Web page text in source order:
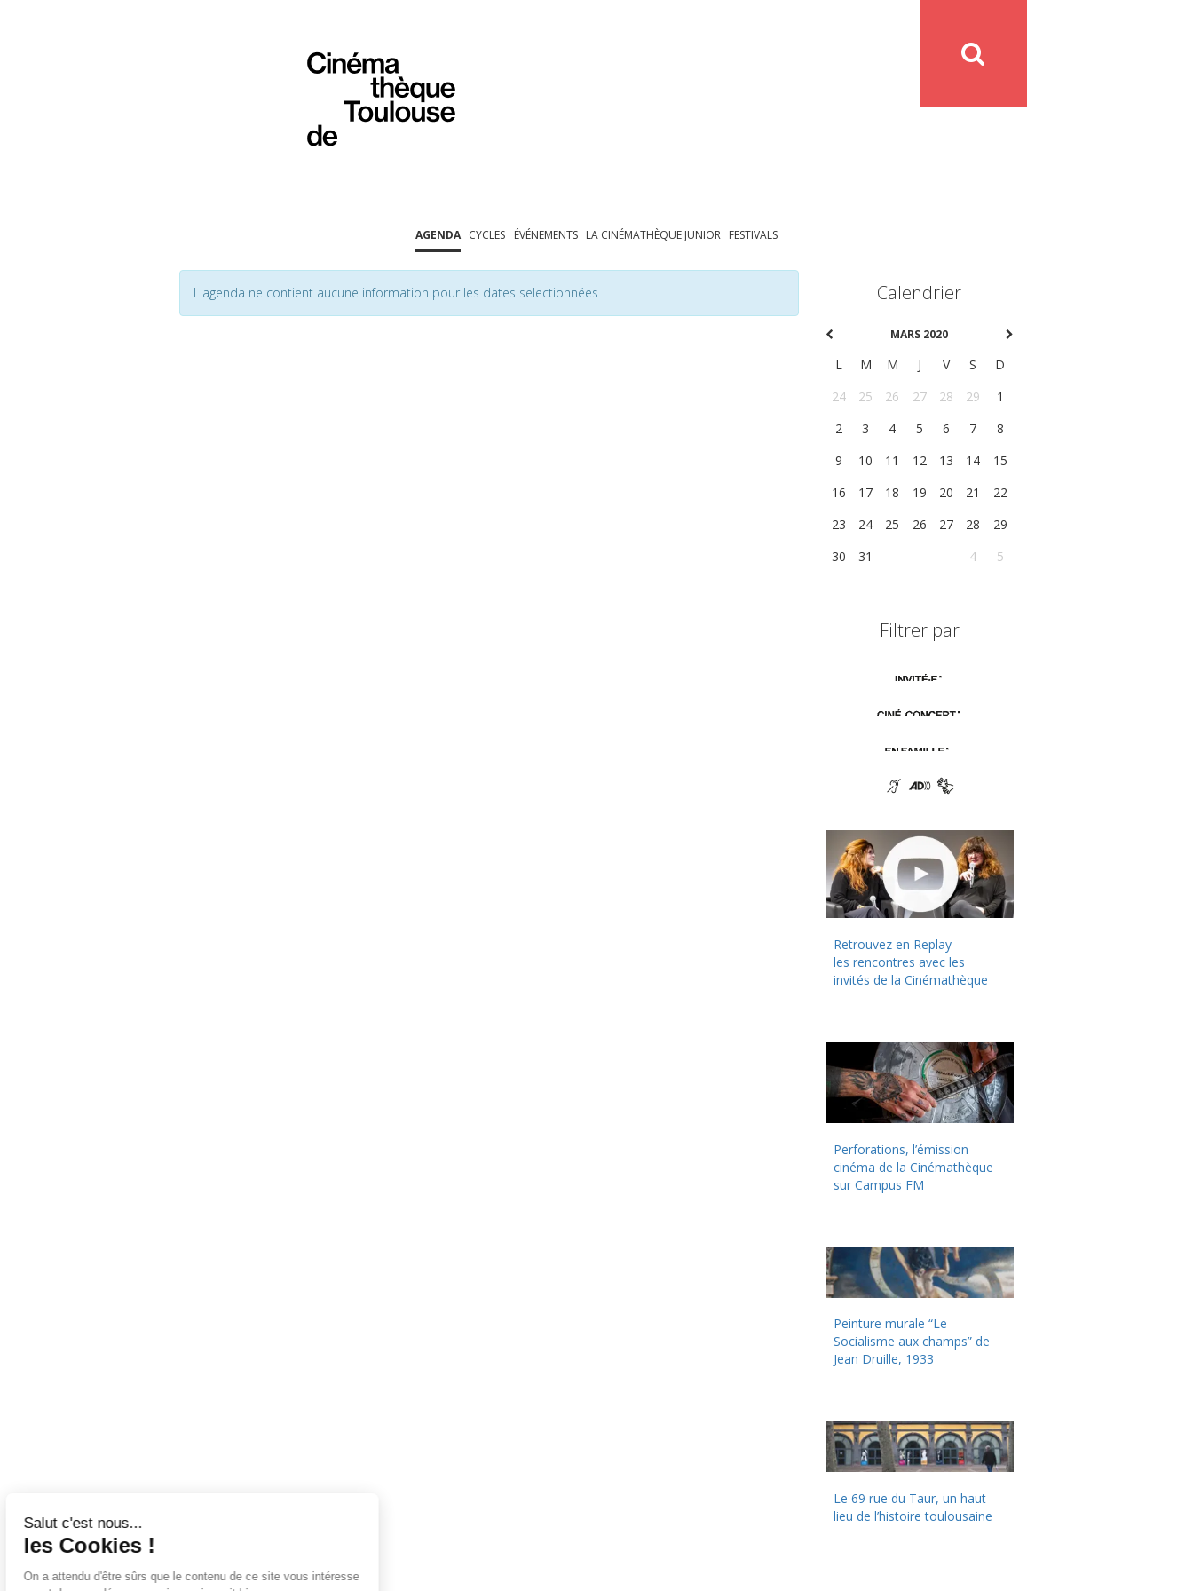
AGENDA CYCLES ÉVÉNEMENTS LA CINÉMATHÈQUE JUNIOR FESTIVALS
L'agenda ne contient aucune information pour les dates selectionnées Calendrier
MARS 2020
L M M J V S
D
24
25 26 27 28 29
1
2
3 4 5 6 7
8
9
10 11 12 13 14
15
16
17 18 19 20 21
22
23
24 25 26 27 28
29
30
31 4 5
Filtrer par
Retrouvez en Replay
les rencontres avec les
invités de la Cinémathèque
Perforations, l’émission
cinéma de la Cinémathèque
sur Campus FM
Peinture murale “Le
Socialisme aux champs” de
Jean Druille, 1933
Le 69 rue du Taur, un haut
lieu de l’histoire toulousaine